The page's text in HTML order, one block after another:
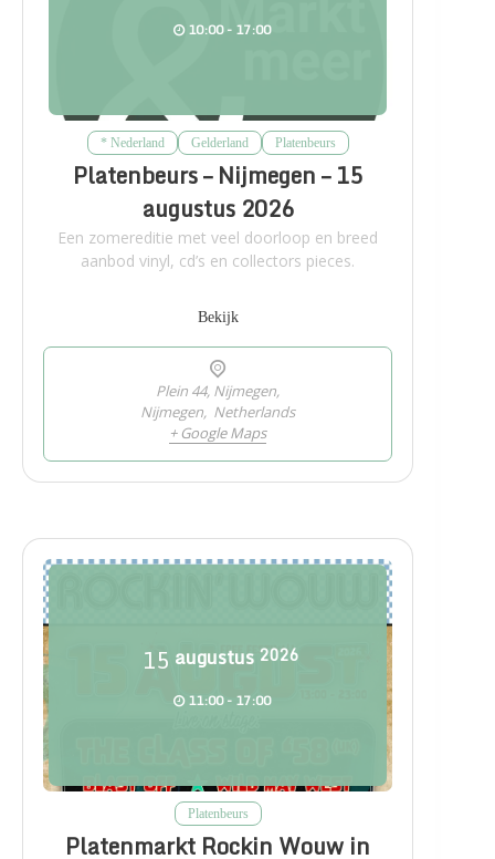
10:00 - 17:00
* Nederland Gelderland Platenbeurs
Platenbeurs – Nijmegen – 15
augustus 2026
Een zomereditie met veel doorloop en breed
aanbod vinyl, cd’s en collectors pieces.
Bekijk
Plein 44, Nijmegen,
Nijmegen, Netherlands
+ Google Maps
15 augustus 2026
11:00 - 17:00
Platenbeurs
Platenmarkt Rockin Wouw in